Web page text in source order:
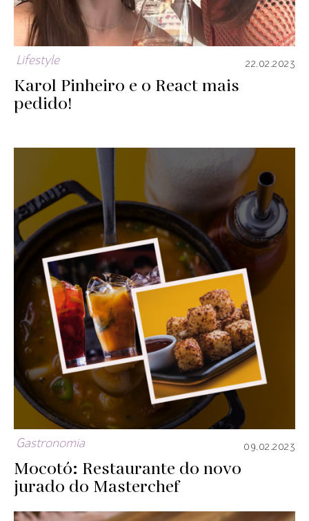
Lifestyle 22.02.2023
Karol Pinheiro e o React mais
pedido!
Gastronomia 09.02.2023
Mocotó: Restaurante do novo
jurado do Masterchef